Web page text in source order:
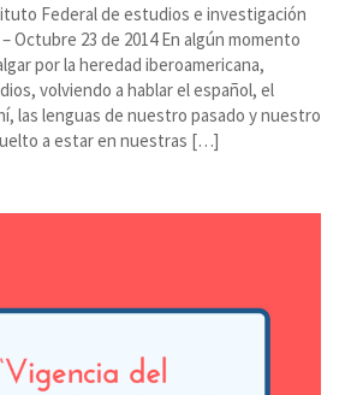
Federal de estudios e investigación
Octubre 23 de 2014 En algún momento
por la heredad iberoamericana,
volviendo a hablar el español, el
las lenguas de nuestro pasado y nuestro
a estar en nuestras […]